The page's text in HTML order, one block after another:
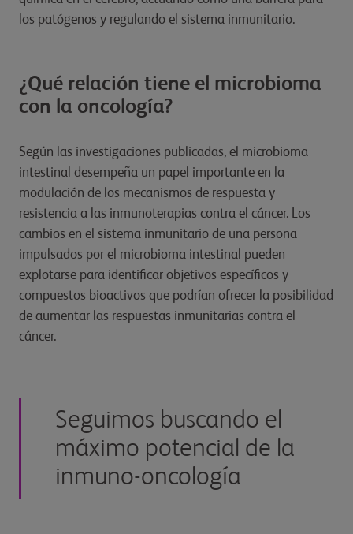
los patógenos y regulando el sistema inmunitario.
¿Qué relación tiene el microbioma
con la oncología?
Según las investigaciones publicadas, el microbioma
intestinal desempeña un papel importante en la
modulación de los mecanismos de respuesta y
resistencia a las inmunoterapias contra el cáncer. Los
cambios en el sistema inmunitario de una persona
impulsados por el microbioma intestinal pueden
explotarse para identificar objetivos específicos y
compuestos bioactivos que podrían ofrecer la posibilidad
de aumentar las respuestas inmunitarias contra el
cáncer.
Seguimos buscando el
máximo potencial de la
inmuno-oncología